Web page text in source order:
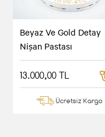
Beyaz Ve Gold Detay
Nişan Pastası
13.000,00 TL
Ücretsiz Kargo